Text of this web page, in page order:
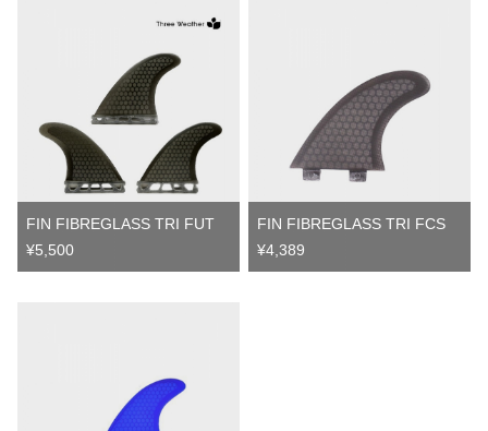
FIN FIBREGLASS TRI FUT
¥5,500
FIN FIBREGLASS TRI FCS
¥4,389